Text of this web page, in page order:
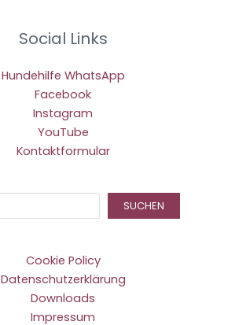
Social Links
Hundehilfe WhatsApp
Facebook
Instagram
YouTube
Kontaktformular
SUCHEN
Cookie Policy
Datenschutzerklärung
Downloads
Impressum